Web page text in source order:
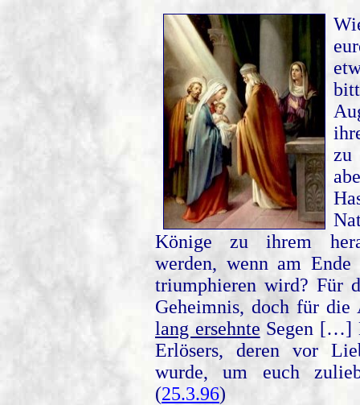
zu
Könige zu ihrem
werden, wenn am
triumphieren wird? Für
Geheimnis, doch für
lang ersehnte Segen […]
Erlösers, deren vor
wurde, um euch
(25.3.96)